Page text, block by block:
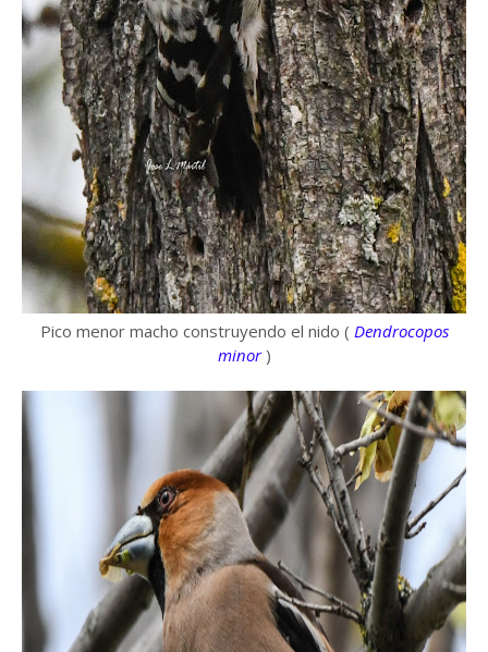
Pico menor macho construyendo el nido ( Dendrocopos
minor)